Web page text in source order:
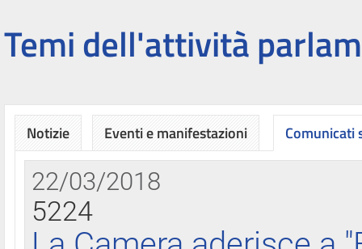
Temi dell'attività
Notizie Eventi e manifestazioni Comunicati
22/03/2018
5224